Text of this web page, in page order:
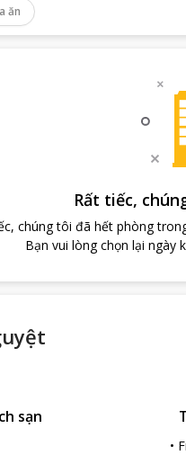
ăn
Rất tiếc,
chúng tôi đã hết phòng
Bạn vui lòng chọn lại ngày
sạn
•